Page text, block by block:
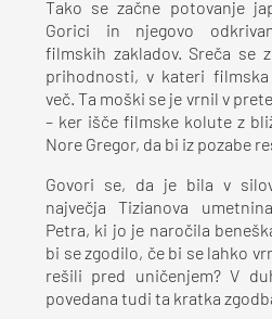
Tako se začne potovanje
Gorici in njegovo
filmskih zakladov. Sreča se
prihodnosti, v kateri
več. Ta moški se je vrnil v
– ker išče filmske kolute z
Nore Gregor, da bi iz pozabe
Govori se, da je bila v
največja Tizianova
Petra, ki jo je naročila
bi se zgodilo, če bi se lahko
rešili pred uničenjem? V
povedana tudi ta kratka